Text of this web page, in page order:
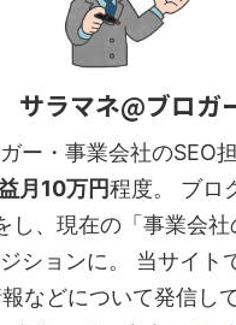
サラマネ@ブロガ
ー・事業会社のSEO
月10万円程度。 ブロ
し、現在の「事業会社
ションに。 当サイト
などについて発信し